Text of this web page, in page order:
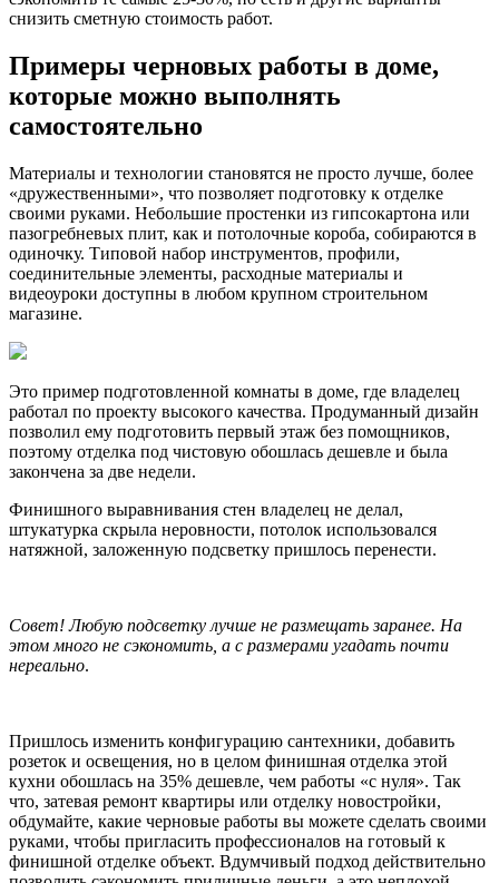
снизить сметную стоимость работ.
Примеры черновых работы в доме,
которые можно выполнять
самостоятельно
Материалы и технологии становятся не просто лучше, более
«дружественными», что позволяет подготовку к отделке
своими руками. Небольшие простенки из гипсокартона или
пазогребневых плит, как и потолочные короба, собираются в
одиночку. Типовой набор инструментов, профили,
соединительные элементы, расходные материалы и
видеоуроки доступны в любом крупном строительном
магазине.
Это пример подготовленной комнаты в доме, где владелец
работал по проекту высокого качества. Продуманный дизайн
позволил ему подготовить первый этаж без помощников,
поэтому отделка под чистовую обошлась дешевле и была
закончена за две недели.
Финишного выравнивания стен владелец не делал,
штукатурка скрыла неровности, потолок использовался
натяжной, заложенную подсветку пришлось перенести.
Совет! Любую подсветку лучше не размещать заранее. На
этом много не сэкономить, а с размерами угадать почти
нереально.
Пришлось изменить конфигурацию сантехники, добавить
розеток и освещения, но в целом финишная отделка этой
кухни обошлась на 35% дешевле, чем работы «с нуля». Так
что, затевая ремонт квартиры или отделку новостройки,
обдумайте, какие черновые работы вы можете сделать своими
руками, чтобы пригласить профессионалов на готовый к
финишной отделке объект. Вдумчивый подход действительно